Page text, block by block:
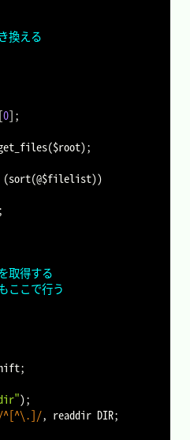
換える
0];
($root);
(sort(@$filelist))
;
取得する
ここで行う
;
);
^[^\.]/, readdir DIR;